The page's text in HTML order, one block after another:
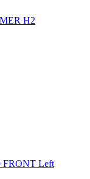
H2
FRONT Left